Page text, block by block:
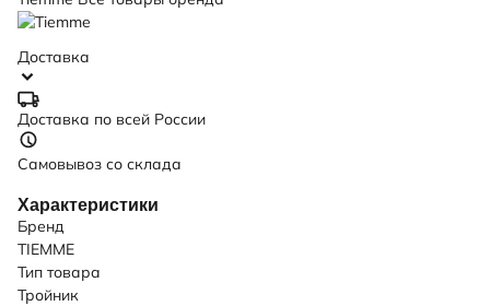
Доставка
Доставка по всей России
Самовывоз со склада
Характеристики
Бренд
TIEMME
Тип товара
Тройник